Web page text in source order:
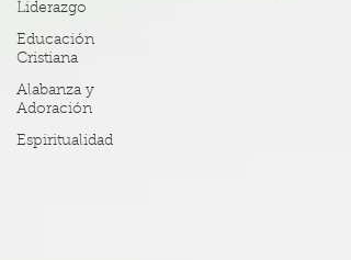
Liderazgo
Educación
Cristiana
Alabanza y
Adoración
Espiritualidad